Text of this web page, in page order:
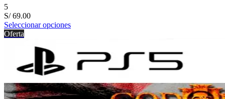
5
S/69.00
Seleccionar opciones
Oferta